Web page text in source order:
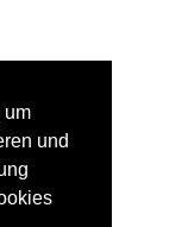
um
und